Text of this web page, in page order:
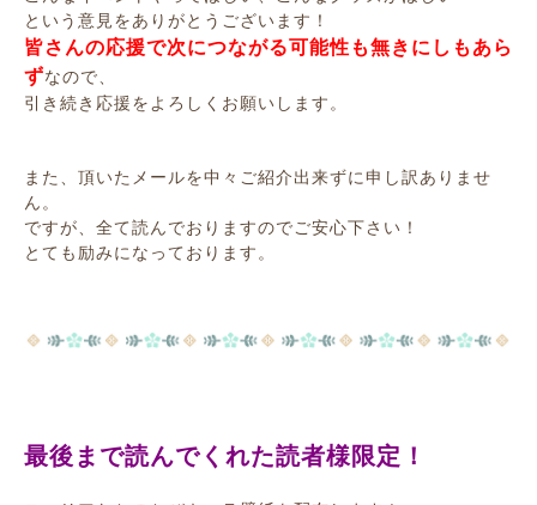
という意見をありがとうございます！
皆さんの応援で次につながる可能性も無きにしもあら
ずなので、
引き続き応援をよろしくお願いします。
また、頂いたメールを中々ご紹介出来ずに申し訳ありませ
ん。
ですが、全て読んでおりますのでご安心下さい！
とても励みになっております。
最後まで読んでくれた読者様限定！